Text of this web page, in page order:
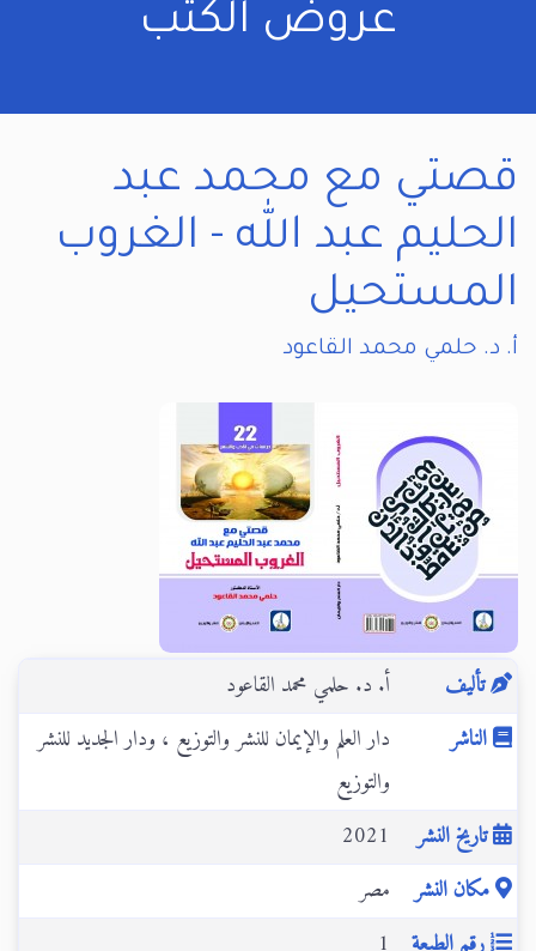
عروض الكتب
قصتي مع محمد عبد
الحليم عبد الله - الغروب
المستحيل
أ. د. حلمي محمد القاعود
تأليف
أ. د. حلمي محمد القاعود
الناشر
دار العلم والإيمان للنشر والتوزيع ، ودار الجديد للنشر
والتوزيع
تاريخ النشر
2021
مكان النشر
مصر